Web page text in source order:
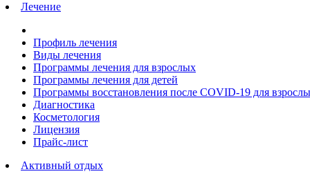
Лечение
Профиль лечения
Виды лечения
Программы лечения для взрослых
Программы лечения для детей
Программы восстановления после COVID-19 для
Диагностика
Косметология
Лицензия
Прайс-лист
Активный отдых